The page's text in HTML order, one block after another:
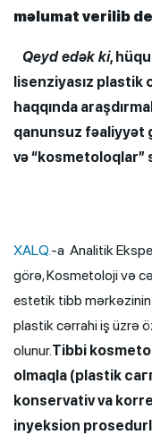
məlumat verilib
Qeyd edək ki,
lisenziyasız plastik
haqqında
qanunsuz fəaliyyət
və “kosmetoloqlar”
XALQ. -a Analitik
görə, Kosmetoloji və
estetik tibb
plastik cərrahi iş üzrə
olunur.Tibbi
olmaqla (plastik
konservativ va
inyeksion